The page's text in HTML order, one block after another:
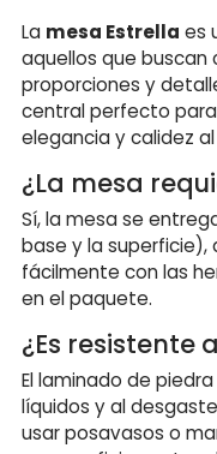
La mesa Estrella es
aquellos que buscan
proporciones y
central perfecto
elegancia y calidez
¿La mesa
Sí, la mesa se
base y la superficie),
fácilmente con las
en el paquete.
¿Es resistente
El laminado de
líquidos y al
usar posavasos o